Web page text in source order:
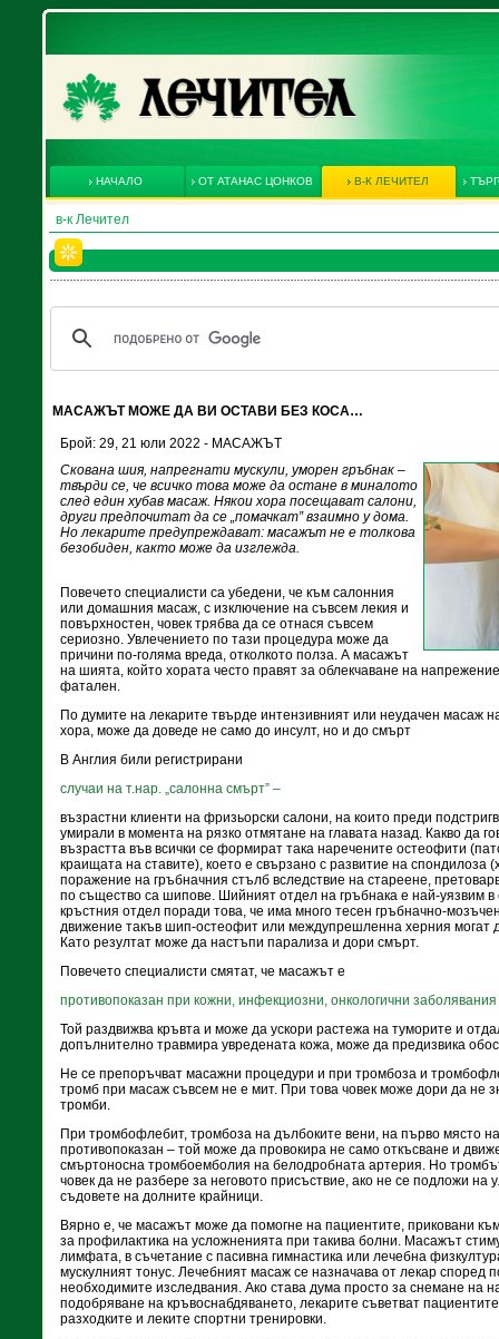
НАЧАЛО ОТ АТАНАС ЦОНКОВ В-К ЛЕЧИТЕЛ
в-к Лечител
МАСАЖЪТ МОЖЕ ДА ВИ ОСТАВИ БЕЗ КОСА…
Брой: 29, 21 юли 2022 - МАСАЖЪТ
Скована шия, напрегнати мускули, уморен гръбнак –
твърди се, че всичко това може да остане в миналото
след един хубав масаж. Някои хора посещават салони,
други предпочитат да се „помачкат” взаимно у дома.
Но лекарите предупреждават: масажът не е толкова
безобиден, както може да изглежда.
Повечето специалисти са убедени, че към салонния
или домашния масаж, с изключение на съвсем лекия и
повърхностен, човек трябва да се отнася съвсем
сериозно. Увлечението по тази процедура може да
причини по-голяма вреда, отколкото полза. А масажът
на шията, който хората често правят за облекчаване на
фатален.
По думите на лекарите твърде интензивният или неудачен масаж
хора, може да доведе не само до инсулт, но и до смърт
В Англия били регистрирани
случаи на т.нар. „салонна смърт” –
възрастни клиенти на фризьорски салони, на които преди
умирали в момента на рязко отмятане на главата назад. Какво да
възрастта във всички се формират така наречените остеофити
краищата на ставите), което е свързано с развитие на спондилоза
поражение на гръбначния стълб вследствие на стареене,
по същество са шипове. Шийният отдел на гръбнака е най-уязвим в
кръстния отдел поради това, че има много тесен гръбначно-
движение такъв шип-остеофит или междупрешленна херния могат
Като резултат може да настъпи парализа и дори смърт.
Повечето специалисти смятат, че масажът е
противопоказан при кожни, инфекциозни, онкологични заболявания
Той раздвижва кръвта и може да ускори растежа на туморите и
допълнително травмира увредената кожа, може да предизвика
Не се препоръчват масажни процедури и при тромбоза и
тромб при масаж съвсем не е мит. При това човек може дори да не
тромби.
При тромбофлебит, тромбоза на дълбоките вени, на първо място
противопоказан – той може да провокира не само откъсване и
смъртоносна тромбоемболия на белодробната артерия. Но
човек да не разбере за неговото присъствие, ако не се подложи на
съдовете на долните крайници.
Вярно е, че масажът може да помогне на пациентите, приковани
за профилактика на усложненията при такива болни. Масажът
лимфата, в съчетание с пасивна гимнастика или лечебна
мускулният тонус. Лечебният масаж се назначава от лекар според
необходимите изследвания. Ако става дума просто за снемане на
подобряване на кръвоснабдяването, лекарите съветват
разходките и леките спортни тренировки.